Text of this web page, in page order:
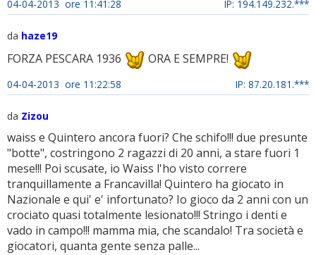
04-04-2013 ore 11:41:28 IP: 194.149.232.***
da haze19
FORZA PESCARA 1936 ORA E SEMPRE!
04-04-2013 ore 11:22:58 IP: 87.20.181.***
da Zizou
waiss e Quintero ancora fuori? Che schifo!!! due presunte
"botte", costringono 2 ragazzi di 20 anni, a stare fuori 1
mese!!! Poi scusate, io Waiss l'ho visto correre
tranquillamente a Francavilla! Quintero ha giocato in
Nazionale e qui' e' infortunato? Io gioco da 2 anni con un
crociato quasi totalmente lesionato!!! Stringo i denti e
vado in campo!!! mamma mia, che scandalo! Tra società e
giocatori, quanta gente senza palle...